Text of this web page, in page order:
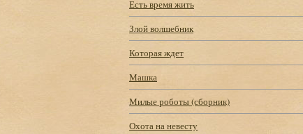
Есть время жить
Злой волшебник
Которая ждет
Машка
Милые роботы (сборник)
Охота на невесту